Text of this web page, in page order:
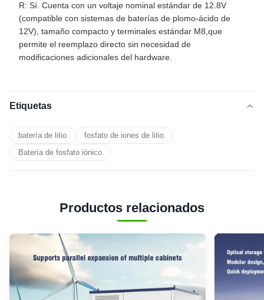
R: Sí. Cuenta con un voltaje nominal estándar de 12.8V
(compatible con sistemas de baterías de plomo-ácido de
12V), tamaño compacto y terminales estándar M8,que
permite el reemplazo directo sin necesidad de
modificaciones adicionales del hardware.
Etiquetas
batería de litio
fosfato de iones de litio
Batería de fosfato iónico
Productos relacionados